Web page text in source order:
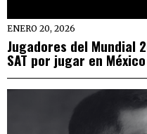
ENERO 20, 2026
Jugadores del Mundial
SAT por jugar en México